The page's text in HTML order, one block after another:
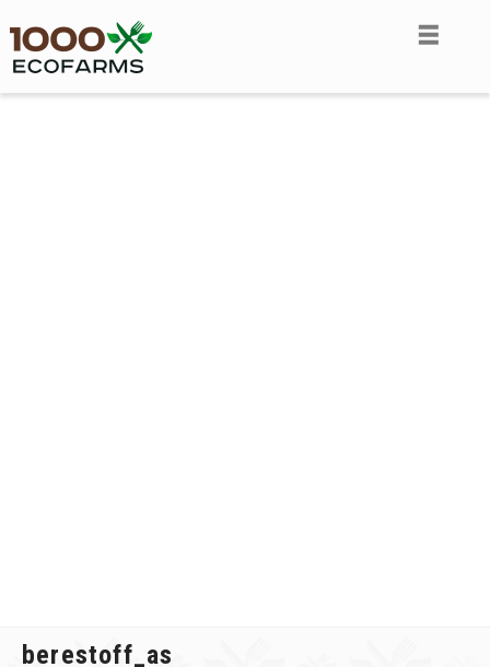
berestoff_as